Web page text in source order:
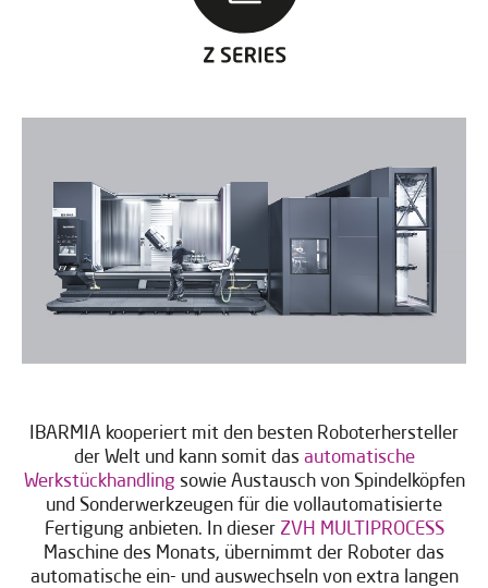
IBARMIA kooperiert mit den besten Roboterhersteller
der Welt und kann somit das automatische
Werkstückhandling sowie Austausch von Spindelköpfen
und Sonderwerkzeugen für die vollautomatisierte
Fertigung anbieten. In dieser ZVH MULTIPROCESS
Maschine des Monats, übernimmt der Roboter das
automatische ein- und auswechseln von extra langen